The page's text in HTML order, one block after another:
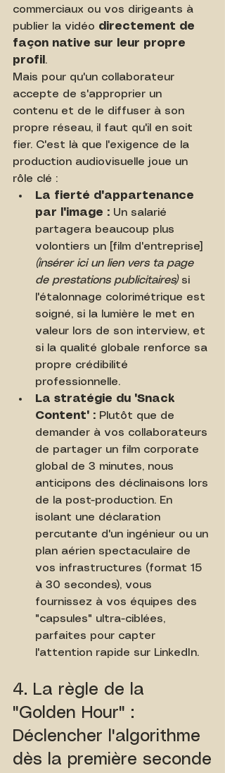
commerciaux ou vos dirigeants à
publier la vidéo directement de
façon native sur leur propre
profil .
Mais pour qu'un collaborateur
accepte de s'approprier un
contenu et de le diffuser à son
propre réseau, il faut qu'il en soit
fier. C'est là que l'exigence de la
production audiovisuelle joue un
rôle clé :
La fierté d'appartenance
par l'image : Un salarié
partagera beaucoup plus
volontiers un [film d'entreprise]
(insérer ici un lien vers ta page
de prestations publicitaires) si
l'étalonnage colorimétrique est
soigné, si la lumière le met en
valeur lors de son interview, et
si la qualité globale renforce sa
propre crédibilité
professionnelle.
La stratégie du "Snack
Content" : Plutôt que de
demander à vos collaborateurs
de partager un film corporate
global de 3 minutes, nous
anticipons des déclinaisons lors
de la post-production. En
isolant une déclaration
percutante d'un ingénieur ou un
plan aérien spectaculaire de
vos infrastructures (format 15
à 30 secondes), vous
fournissez à vos équipes des
"capsules" ultra-ciblées,
parfaites pour capter
l'attention rapide sur LinkedIn.
4. La règle de la
"Golden Hour" :
Déclencher l'algorithme
dès la première seconde